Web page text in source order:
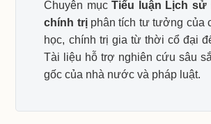
Chuyên mụcTiểu luận Lịch sử
chính trịphân tích tư tưởng của
học, chính trị gia từ thời cổ đại
Tài liệu hỗ trợ nghiên cứu sâu
gốc của nhà nước và pháp luật.